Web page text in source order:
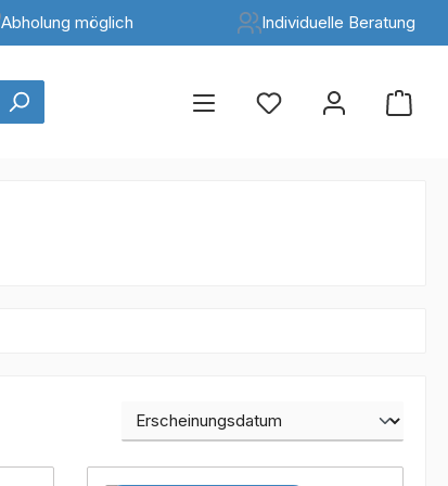
Abholung möglich Individuelle Beratung